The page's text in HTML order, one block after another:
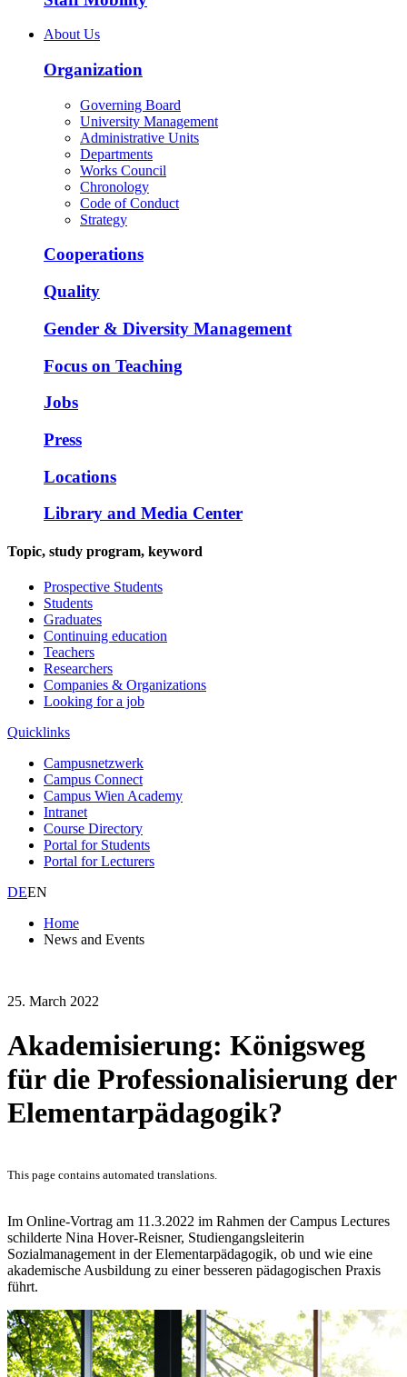
About Us
Organization
Governing Board
University Management
Administrative Units
Departments
Works Council
Chronology
Code of Conduct
Strategy
Cooperations
Quality
Gender & Diversity Management
Focus on Teaching
Jobs
Press
Locations
Library and Media Center
Topic, study program, keyword
Prospective Students
Students
Graduates
Continuing education
Teachers
Researchers
Companies & Organizations
Looking for a job
Quicklinks
Campusnetzwerk
Campus Connect
Campus Wien Academy
Intranet
Course Directory
Portal for Students
Portal for Lecturers
DEEN
Home
News and Events
25. March 2022
Akademisierung: Königsweg
für die Professionalisierung der
Elementarpädagogik?
This page contains automated translations.
Im Online-Vortrag am 11.3.2022 im Rahmen der Campus Lectures
schilderte Nina Hover-Reisner, Studiengangsleiterin
Sozialmanagement in der Elementarpädagogik, ob und wie eine
akademische Ausbildung zu einer besseren pädagogischen Praxis
führt.